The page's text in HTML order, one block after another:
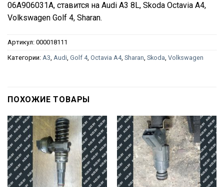
06A906031A, ставится на Audi A3 8L, Skoda Octavia A4,
Volkswagen Golf 4, Sharan.
Артикул: 000018111
Категории: A3 Audi Golf 4, Octavia A4, Sharan Skoda Volkswagen
ПОХОЖИЕ ТОВАРЫ